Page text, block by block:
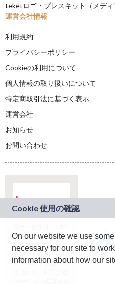
teketロゴ・プレスキット（メディ
運営会社情報
利用規約
プライバシーポリシー
Cookieの利用について
個人情報の取り扱いについて
特定商取引法に基づく表示
運営会社
お知らせ
お問い合わせ
ドコモグループの新
規事業創出プログラ
ム「docomo
STARTUP」を通じて
On our website we use
necessary for our site to
information about how our